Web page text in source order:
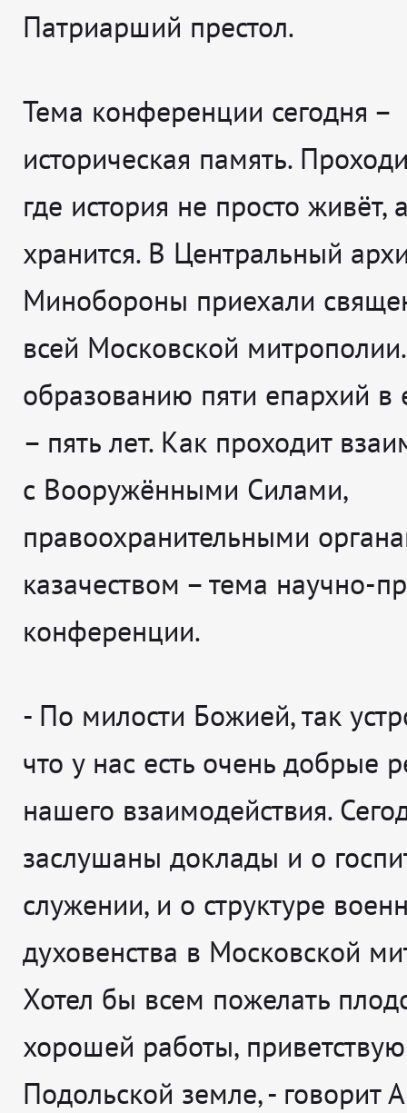
Патриарший престол.
Тема конференции сегодня –
историческая память.
где история не просто живёт,
хранится. В Центральный
Минобороны приехали
всей Московской
образованию пяти епархий в
– пять лет. Как проходит
с Вооружёнными Силами,
правоохранительными
казачеством – тема научно-
конференции.
- По милости Божией, так
что у нас есть очень добрые
нашего взаимодействия.
заслушаны доклады и о
служении, и о структуре
духовенства в Московской
Хотел бы всем пожелать
хорошей работы,
Подольской земле,- говорит